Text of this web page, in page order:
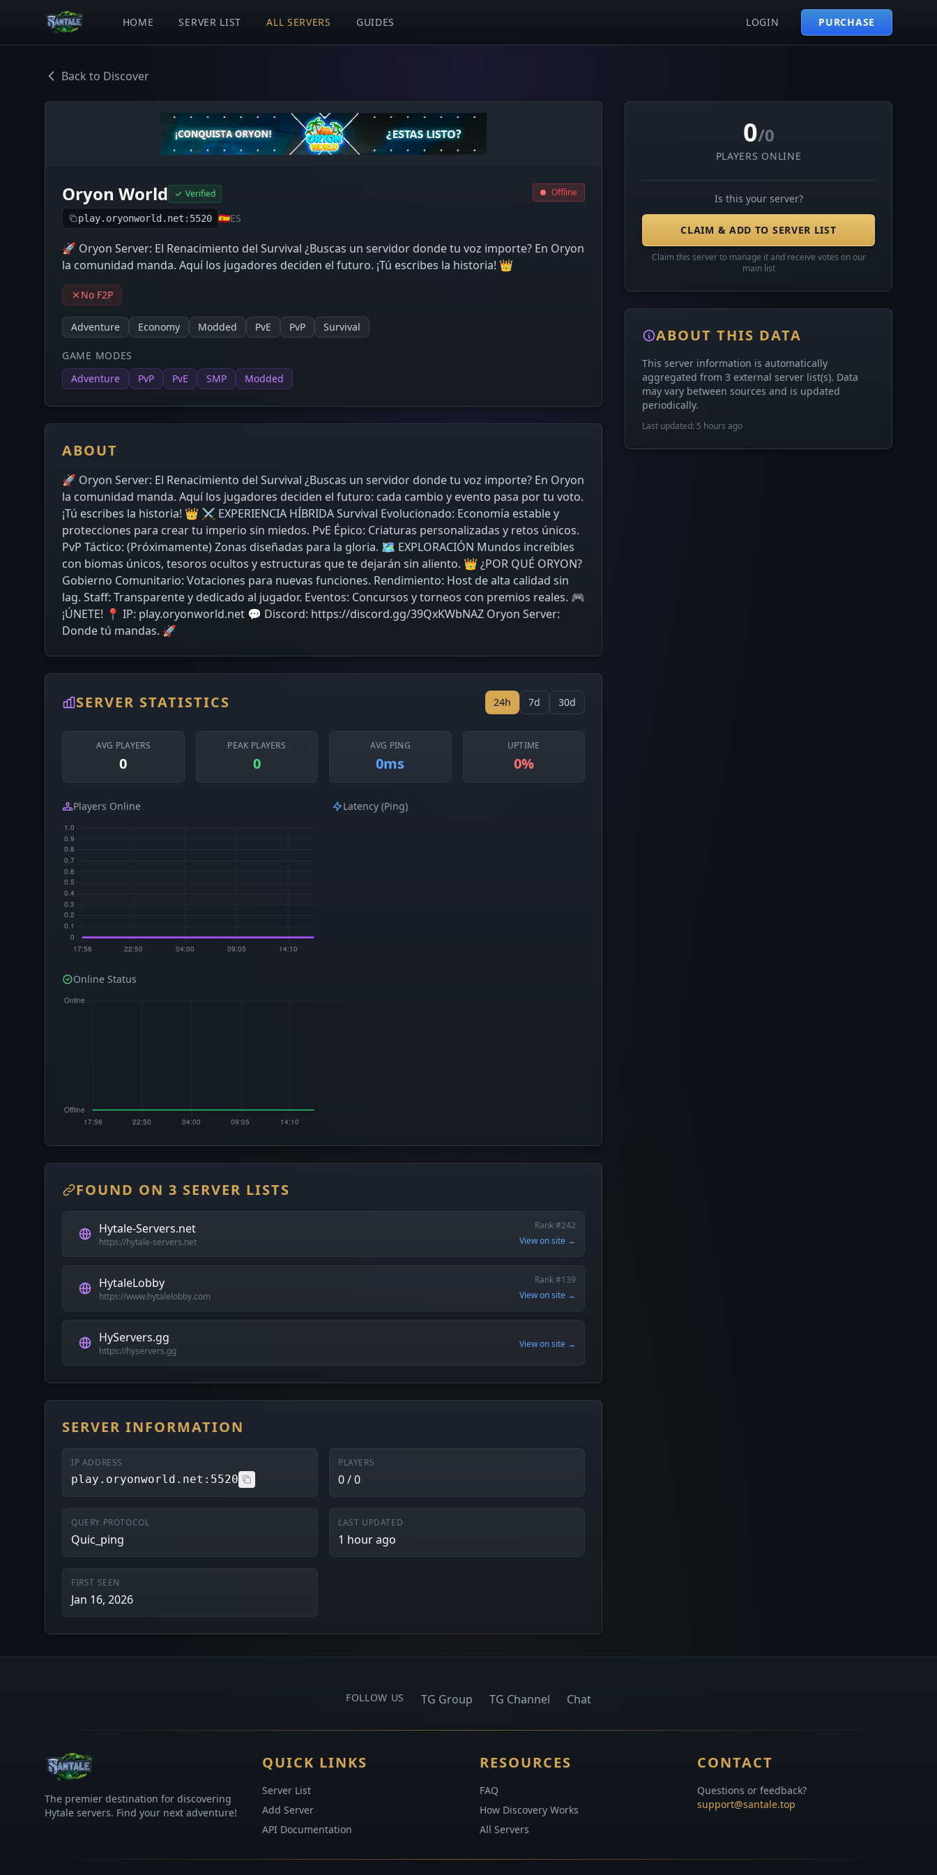
HOME SERVER LIST ALL SERVERS GUIDES LOGIN PURCHASE
Back to Discover
Oryon World Verified
play.oryonworld.net:5520 🇪🇸ES
Offline
🚀 Oryon Server: El Renacimiento del Survival ¿Buscas un servidor donde tu voz importe? En Oryon
la comunidad manda. Aquí los jugadores deciden el futuro. ¡Tú escribes la historia! 👑
No F2P
Adventure Economy Modded PvE PvP Survival
GAME MODES
Adventure
PvP PvE SMP Modded
ABOUT
🚀 Oryon Server: El Renacimiento del Survival ¿Buscas un servidor donde tu voz importe? En Oryon
la comunidad manda. Aquí los jugadores deciden el futuro: cada cambio y evento pasa por tu voto.
¡Tú escribes la historia! 👑 ⚔️ EXPERIENCIA HÍBRIDA Survival Evolucionado: Economía estable y
protecciones para crear tu imperio sin miedos. PvE Épico: Criaturas personalizadas y retos únicos.
PvP Táctico: (Próximamente) Zonas diseñadas para la gloria. 🗺️ EXPLORACIÓN Mundos increíbles
con biomas únicos, tesoros ocultos y estructuras que te dejarán sin aliento. 👑 ¿POR QUÉ ORYON?
Gobierno Comunitario: Votaciones para nuevas funciones. Rendimiento: Host de alta calidad sin
lag. Staff: Transparente y dedicado al jugador. Eventos: Concursos y torneos con premios reales. 🎮
¡ÚNETE! 📍 IP: play.oryonworld.net 💬 Discord: https://discord.gg/39QxKWbNAZ Oryon Server:
Donde tú mandas. 🚀
SERVER STATISTICS 24h 7d 30d
AVG PLAYERS
0
PEAK PLAYERS
0
AVG PING
0ms
UPTIME
0%
Players Online Latency (Ping)
Online Status
FOUND ON 3 SERVER LISTS
Hytale-Servers.net
https://hytale-servers.net
Rank #242
View on site →
HytaleLobby
https://www.hytalelobby.com
Rank #139
View on site →
HyServers.gg
https://hyservers.gg
View on site →
SERVER INFORMATION
IP ADDRESS
play.oryonworld.net:5520
PLAYERS
0 / 0
QUERY PROTOCOL
Quic_ping
LAST UPDATED
1 hour ago
FIRST SEEN
Jan 16, 2026
0/0
PLAYERS ONLINE
Is this your server?
CLAIM & ADD TO SERVER LIST
Claim this server to manage it and receive votes on our
main list
ABOUT THIS DATA
This server information is automatically
aggregated from 3 external server list(s). Data
may vary between sources and is updated
periodically.
Last updated: 5 hours ago
FOLLOW US TG Group TG Channel Chat
The premier destination for discovering
Hytale servers. Find your next adventure!
QUICK LINKS
Server List
Add Server
API Documentation
RESOURCES
FAQ
How Discovery Works
All Servers
CONTACT
Questions or feedback?
support@santale.top